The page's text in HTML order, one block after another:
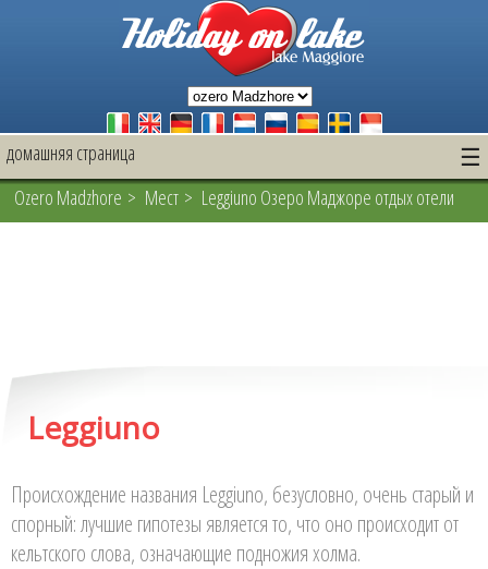
домашняя страница ☰
Ozero Madzhore > Mест > Leggiuno Озеро Маджоре отдых отели
Leggiuno
Происхождение названия Leggiuno, безусловно, очень старый и
спорный: лучшие гипотезы является то, что оно происходит от
кельтского слова, означающие подножия холма.